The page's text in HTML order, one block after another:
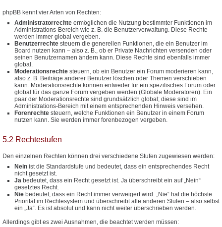
phpBB kennt vier Arten von Rechten:
Administratorrechte ermöglichen die Nutzung bestimmter Funktionen im
Administrations-Bereich wie z. B. die Benutzerverwaltung. Diese Rechte
werden immer global vergeben.
Benutzerrechte steuern die generellen Funktionen, die ein Benutzer im
Board nutzen kann – also z. B., ob er Private Nachrichten versenden oder
seinen Benutzernamen ändern kann. Diese Rechte sind ebenfalls immer
global.
Moderationsrechte steuern, ob ein Benutzer ein Forum moderieren kann,
also z. B. Beiträge anderer Benutzer löschen oder Themen verschieben
kann. Moderationsrechte können entweder für ein spezifisches Forum oder
global für das ganze Forum vergeben werden (Globale Moderatoren). Ein
paar der Moderationsrechte sind grundsätzlich global; diese sind im
Administrations-Bereich mit einem entsprechenden Hinweis versehen.
Forenrechte steuern, welche Funktionen ein Benutzer in einem Forum
nutzen kann. Sie werden immer forenbezogen vergeben.
5.2 Rechtestufen
Den einzelnen Rechten können drei verschiedene Stufen zugewiesen werden:
Nein ist die Standardstufe und bedeutet, dass ein entsprechendes Recht
nicht gesetzt ist.
Ja bedeutet, dass ein Recht gesetzt ist. Ja überschreibt ein auf „Nein“
gesetztes Recht.
Nie bedeutet, dass ein Recht immer verweigert wird. „Nie“ hat die höchste
Priorität im Rechtesystem und überschreibt alle anderen Stufen – also selbst
ein „Ja“. Es ist absolut und kann nicht weiter überschrieben werden.
Allerdings gibt es zwei Ausnahmen, die beachtet werden müssen: